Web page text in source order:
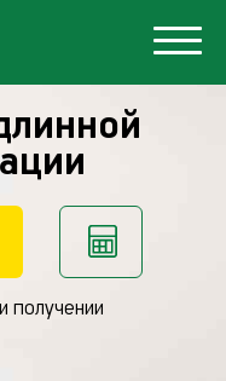
получении